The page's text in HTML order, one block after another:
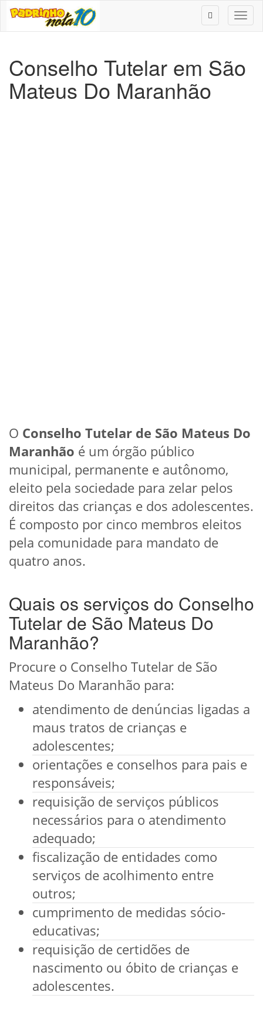
Conselho Tutelar em São
Mateus Do Maranhão
O Conselho Tutelar de São Mateus Do
Maranhão é um órgão público
municipal, permanente e autônomo,
eleito pela sociedade para zelar pelos
direitos das crianças e dos adolescentes.
É composto por cinco membros eleitos
pela comunidade para mandato de
quatro anos.
Quais os serviços do Conselho
Tutelar de São Mateus Do
Maranhão?
Procure o Conselho Tutelar de São
Mateus Do Maranhão para:
atendimento de denúncias ligadas a
maus tratos de crianças e
adolescentes;
orientações e conselhos para pais e
responsáveis;
requisição de serviços públicos
necessários para o atendimento
adequado;
fiscalização de entidades como
serviços de acolhimento entre
outros;
cumprimento de medidas sócio-
educativas;
requisição de certidões de
nascimento ou óbito de crianças e
adolescentes.